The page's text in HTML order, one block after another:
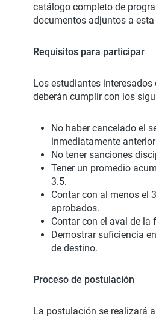
catálogo completo de
documentos adjuntos a
Requisitos para participar
Los estudiantes interesados
deberán cumplir con los
No haber cancelado el
inmediatamente
No tener sanciones
Tener un promedio
3.5.
Contar con al menos el
aprobados.
Contar con el aval de la
Demostrar suficiencia
de destino.
Proceso de postulación
La postulación se realizará